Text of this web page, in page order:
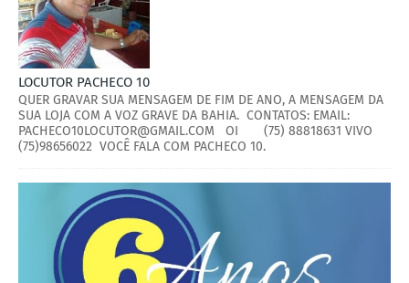
LOCUTOR PACHECO 10
QUER GRAVAR SUA MENSAGEM DE FIM DE ANO, A MENSAGEM DA
SUA LOJA COM A VOZ GRAVE DA BAHIA. CONTATOS: EMAIL:
PACHECO10LOCUTOR@GMAIL.COM OI (75) 88818631 VIVO
(75)98656022 VOCÊ FALA COM PACHECO 10.